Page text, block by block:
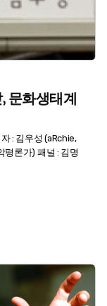
문화생태계
: 김우성 (aRchie,
평론가) 패널 : 김명